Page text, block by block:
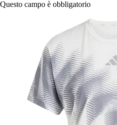
Questo campo è obbligatorio